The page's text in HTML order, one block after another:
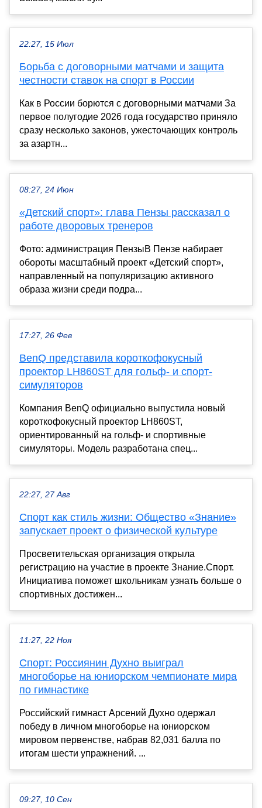
22:27, 15 Июл
Борьба с договорными матчами и защита
честности ставок на спорт в России
Как в России борются с договорными матчами За
первое полугодие 2026 года государство приняло
сразу несколько законов, ужесточающих контроль
за азартн...
08:27, 24 Июн
«Детский спорт»: глава Пензы рассказал о
работе дворовых тренеров
Фото: администрация ПензыВ Пензе набирает
обороты масштабный проект «Детский спорт»,
направленный на популяризацию активного
образа жизни среди подра...
17:27, 26 Фев
BenQ представила короткофокусный
проектор LH860ST для гольф- и спорт-
симуляторов
Компания BenQ официально выпустила новый
короткофокусный проектор LH860ST,
ориентированный на гольф- и спортивные
симуляторы. Модель разработана спец...
22:27, 27 Авг
Спорт как стиль жизни: Общество «Знание»
запускает проект о физической культуре
Просветительская организация открыла
регистрацию на участие в проекте Знание.Спорт.
Инициатива поможет школьникам узнать больше о
спортивных достижен...
11:27, 22 Ноя
Спорт: Россиянин Духно выиграл
многоборье на юниорском чемпионате мира
по гимнастике
Российский гимнаст Арсений Духно одержал
победу в личном многоборье на юниорском
мировом первенстве, набрав 82,031 балла по
итогам шести упражнений. ...
09:27, 10 Сен